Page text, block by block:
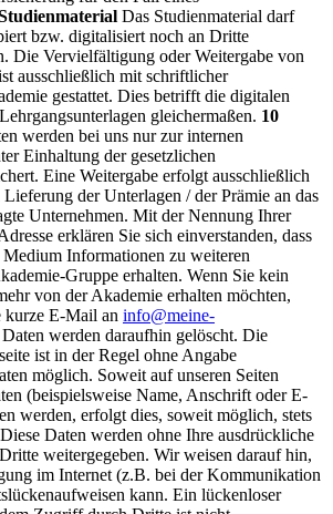
Das Studienmaterial darf
bzw. digitalisiert noch an Dritte
Die Vervielfältigung oder Weitergabe von
ausschließlich mit schriftlicher
gestattet. Dies betrifft die digitalen
gleichermaßen. 10
werden bei uns nur zur internen
Einhaltung der gesetzlichen
Eine Weitergabe erfolgt ausschließlich
der Unterlagen / der Prämie an das
Unternehmen. Mit der Nennung Ihrer
erklären Sie sich einverstanden, dass
Informationen zu weiteren
Gruppe erhalten. Wenn Sie kein
von der Akademie erhalten möchten,
kurze E-Mail an info@meine-
werden daraufhin gelöscht. Die
ist in der Regel ohne Angabe
möglich. Soweit auf unseren Seiten
(beispielsweise Name, Anschrift oder E-
werden, erfolgt dies, soweit möglich, stets
Daten werden ohne Ihre ausdrückliche
weitergegeben. Wir weisen darauf hin,
im Internet (z.B. bei der Kommunikation
kann. Ein lückenloser